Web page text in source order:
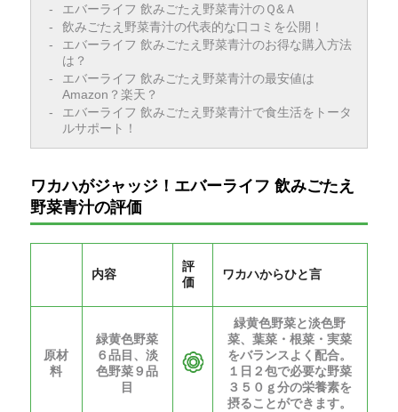
エバーライフ 飲みごたえ野菜青汁のＱ&Ａ
飲みごたえ野菜青汁の代表的な口コミを公開！
エバーライフ 飲みごたえ野菜青汁のお得な購入方法
は？
エバーライフ 飲みごたえ野菜青汁の最安値は
Amazon？楽天？
エバーライフ 飲みごたえ野菜青汁で食生活をトータ
ルサポート！
ワカハがジャッジ！エバーライフ 飲みごたえ
野菜青汁の評価
内容
評
価
ワカハからひと言
原材
料
緑黄色野菜
６品目、淡
色野菜９品
目
緑黄色野菜と淡色野
菜、葉菜・根菜・実菜
をバランスよく配合。
１日２包で必要な野菜
３５０ｇ分の栄養素を
摂ることができます。